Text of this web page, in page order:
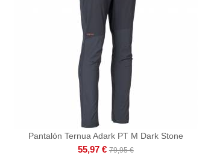
Pantalón Ternua Adark PT M Dark Stone
55,97 € 79,95 €